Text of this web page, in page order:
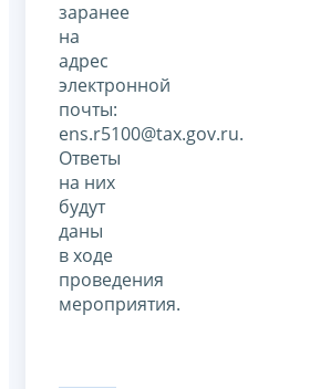
заранее
на
адрес
электронной
почты:
ens.r5100@tax.gov.ru.
Ответы
на них
будут
даны
в ходе
проведения
мероприятия.